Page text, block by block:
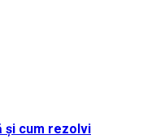
și cum rezolvi